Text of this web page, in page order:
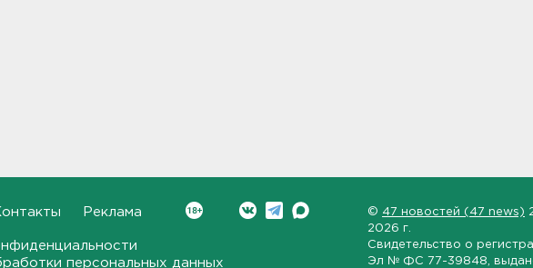
в
Реклама
персональных данных
© 47 новостей (47 news)
2026 г.
Свидетельство о
Эл № ФС 77-39848 ,